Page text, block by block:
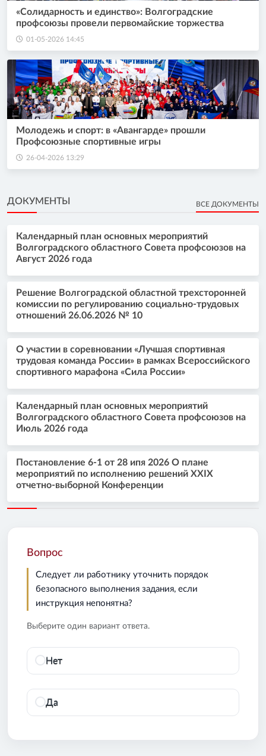
«Солидарность и единство»: Волгоградские
профсоюзы провели первомайские торжества
01-05-2026 14:45
Молодежь и спорт: в «Авангарде» прошли
Профсоюзные спортивные игры
26-04-2026 13:29
ДОКУМЕНТЫ ВСЕ ДОКУМЕНТЫ
Календарный план основных мероприятий
Волгоградского областного Совета профсоюзов на
Август 2026 года
Решение Волгоградской областной трехсторонней
комиссии по регулированию социально-трудовых
отношений 26.06.2026 № 10
О участии в соревновании «Лучшая спортивная
трудовая команда России» в рамках Всероссийского
спортивного марафона «Сила России»
Календарный план основных мероприятий
Волгоградского областного Совета профсоюзов на
Июль 2026 года
Постановление 6-1 от 28 ипя 2026 О плане
мероприятий по исполнению решений XXIX
отчетно-выборной Конференции
Вопрос
Следует ли работнику уточнить порядок
безопасного выполнения задания, если
инструкция непонятна?
Выберите один вариант ответа.
Нет
Да